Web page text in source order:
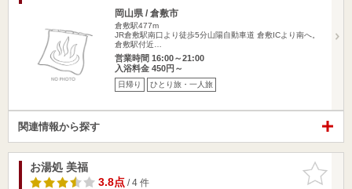
岡山県 / 倉敷市
倉敷駅477m
JR倉敷駅南口より徒歩5分山陽自動車道 倉敷ICより南へ。
倉敷駅付近…
営業時間 16:00～21:00
入浴料金 450円～
日帰り ひとり旅・一人旅
関連情報から探す
お気に入
りに追加
お湯処 美福
3.8点/ 4 件